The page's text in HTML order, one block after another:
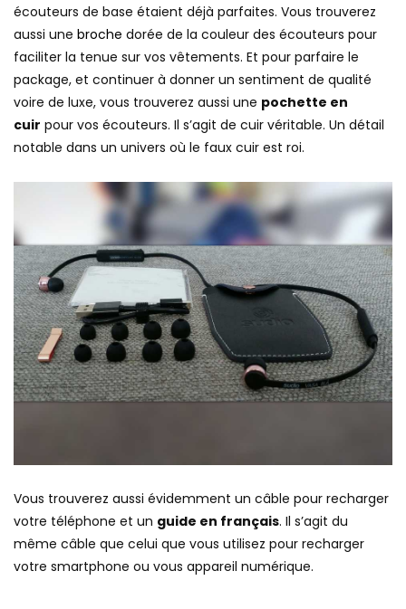
écouteurs de base étaient déjà parfaites. Vous trouverez
aussi une broche dorée de la couleur des écouteurs pour
faciliter la tenue sur vos vêtements. Et pour parfaire le
package, et continuer à donner un sentiment de qualité
voire de luxe, vous trouverez aussi une pochette en
cuir pour vos écouteurs. Il s’agit de cuir véritable. Un détail
notable dans un univers où le faux cuir est roi.
Vous trouverez aussi évidemment un câble pour recharger
votre téléphone et un guide en français. Il s’agit du
même câble que celui que vous utilisez pour recharger
votre smartphone ou vous appareil numérique.